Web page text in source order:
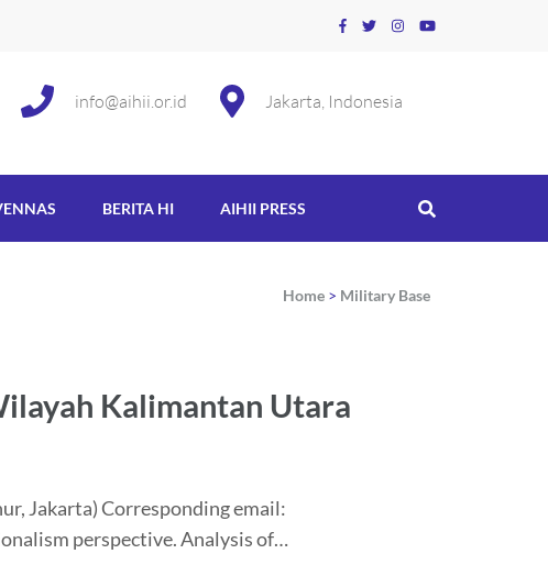
Jakarta, Indonesia
info@aihii.or.id
BERITA HI AIHII PRESS
Home > Military Base
Kalimantan Utara
Jakarta) Corresponding email:
perspective. Analysis of…